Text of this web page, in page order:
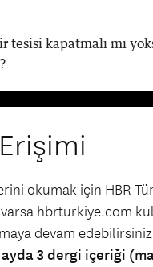
tesisi kapatmalı mı
okumak için HBR
hbrturkiye.com
devam
3 dergi içeriği